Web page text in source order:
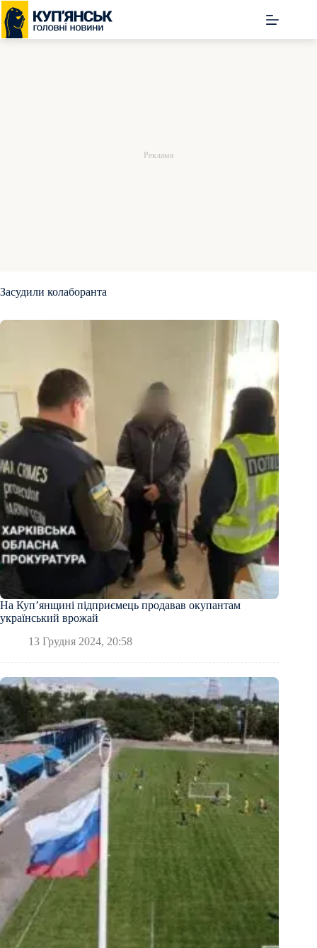
Перейти
до
вмісту
Засудили колаборанта
На Куп’янщині підприємець продавав окупантам
український врожай
13 Грудня 2024, 20:58